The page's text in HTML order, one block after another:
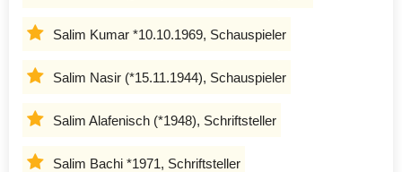
Salim Kumar *10.10.1969, Schauspieler
Salim Nasir (*15.11.1944), Schauspieler
Salim Alafenisch (*1948), Schriftsteller
Salim Bachi *1971, Schriftsteller